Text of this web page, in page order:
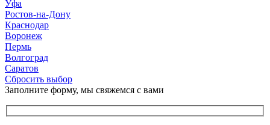
Уфа
Ростов-на-Дону
Краснодар
Воронеж
Пермь
Волгоград
Саратов
Сбросить выбор
Заполните форму, мы свяжемся с вами